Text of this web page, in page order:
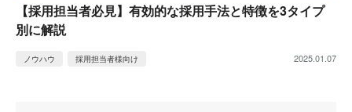
【採用担当者必見】有効的な採用手法と特徴を3タイプ
別に解説
ノウハウ 採用担当者様向け 2025.01.07